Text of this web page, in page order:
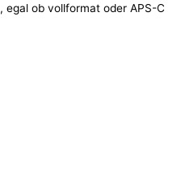
egal ob vollformat oder APS-C